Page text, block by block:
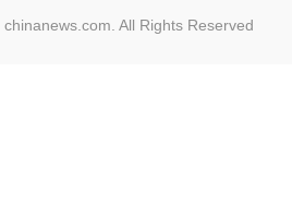
chinanews.com. All Rights Reserved